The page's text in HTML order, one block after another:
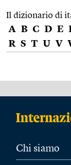
Il dizionario di
A B C D E
R S T U V
Chi siamo